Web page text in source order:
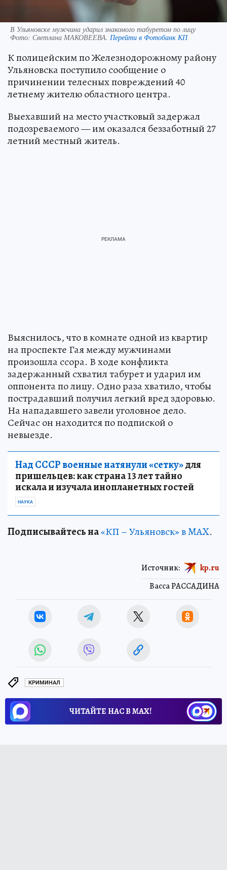
В Ульяновске мужчина ударил знакомого табуретом по лицу
Фото: Светлана МАКОВЕЕВА. Перейти в Фотобанк КП
К полицейским по Железнодорожному району
Ульяновска поступило сообщение о
причинении телесных повреждений 40
летнему жителю областного центра.
Выехавший на место участковый задержал
подозреваемого — им оказался беззаботный 27
летний местный житель.
Выяснилось, что в комнате одной из квартир
на проспекте Гая между мужчинами
произошла ссора. В ходе конфликта
задержанный схватил табурет и ударил им
оппонента по лицу. Одно раза хватило, чтобы
пострадавший получил легкий вред здоровью.
На нападавшего завели уголовное дело.
Сейчас он находится по подпиской о
невыезде.
Над СССР военные натянули «сетку»для
пришельцев: как страна 13 лет тайно
искала и изучала инопланетных гостей
НАУКА
Подписывайтесь на«КП – Ульяновск» в MAX.
Васса РАССАДИНА
Источник: kp.ru
КРИМИНАЛ
ЧИТАЙТЕ НАС В МАХ!